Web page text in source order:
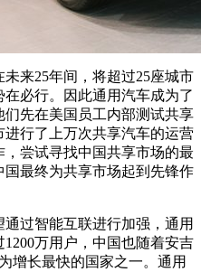
来25年间，将超过25座城市
在必行。因此通用汽车成为了
先在美国员工内部测试共享
行了上万次共享汽车的运营
尝试寻找中国共享市场的最
最终为共享市场起到先锋作
过智能互联进行加强，通用
万用户，中国也随着安吉
增长最快的国家之一。通用